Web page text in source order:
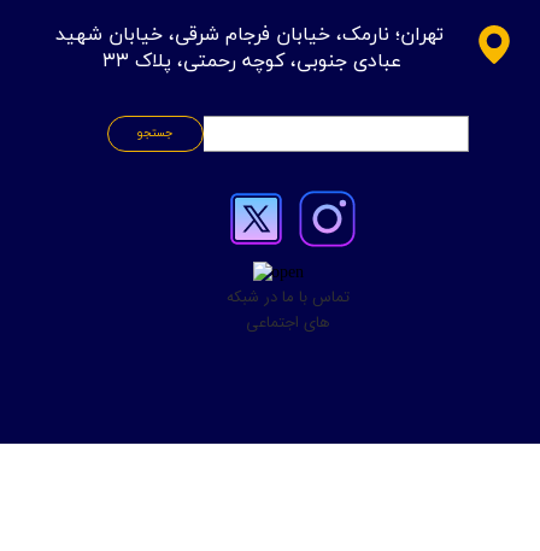
​تهران؛ نارمک، خیابان فرجام شرقی، خیابان شهید
عبادی جنوبی، کوچه رحمتی، پلاک ۳۳
جستجو
تماس با ما در شبکه
های اجتماعی